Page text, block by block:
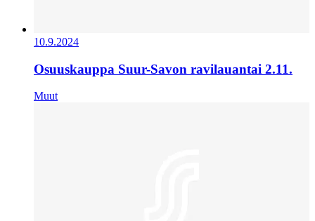
10.9.2024
Osuuskauppa Suur-Savon ravilauantai 2.11.
Muut